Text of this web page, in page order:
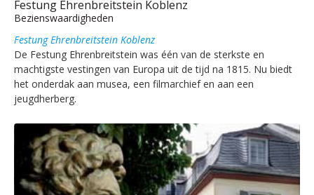
Festung Ehrenbreitstein Koblenz
Bezienswaardigheden
Festung Ehrenbreitstein Koblenz
De Festung Ehrenbreitstein was één van de sterkste en
machtigste vestingen van Europa uit de tijd na 1815. Nu biedt
het onderdak aan musea, een filmarchief en aan een
jeugdherberg.